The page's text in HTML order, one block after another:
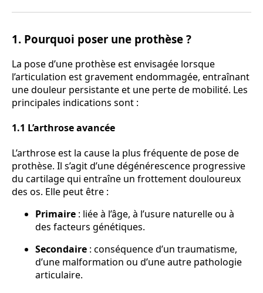
1. Pourquoi poser une prothèse ?
La pose d’une prothèse est envisagée lorsque
l’articulation est gravement endommagée, entraînant
une douleur persistante et une perte de mobilité. Les
principales indications sont :
1.1 L’arthrose avancée
L’arthrose est la cause la plus fréquente de pose de
prothèse. Il s’agit d’une dégénérescence progressive
du cartilage qui entraîne un frottement douloureux
des os. Elle peut être :
Primaire : liée à l’âge, à l’usure naturelle ou à
des facteurs génétiques.
Secondaire : conséquence d’un traumatisme,
d’une malformation ou d’une autre pathologie
articulaire.